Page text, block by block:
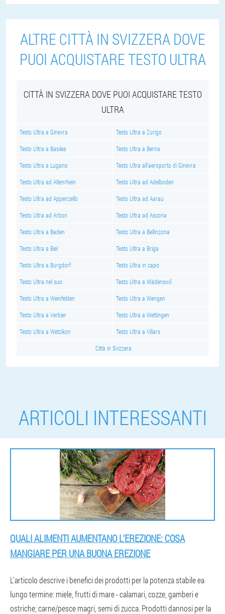
ALTRE CITTÀ IN SVIZZERA DOVE
PUOI ACQUISTARE TESTO ULTRA
CITTÀ IN SVIZZERA DOVE PUOI ACQUISTARE TESTO
ULTRA
Testo Ultra a Ginevra Testo Ultra a Zurigo
Testo Ultra a Basilea Testo Ultra a Berna
Testo Ultra a Lugano Testo Ultra all'aeroporto di Ginevra
Testo Ultra ad Altenrhein Testo Ultra ad Adelboden
Testo Ultra ad Appenzello Testo Ultra ad Aarau
Testo Ultra ad Arbon Testo Ultra ad Ascona
Testo Ultra a Baden Testo Ultra a Bellinzona
Testo Ultra a Biel Testo Ultra a Briga
Testo Ultra a Burgdorf Testo Ultra in capo
Testo Ultra nel suo Testo Ultra a Wädenswil
Testo Ultra a Weinfelden Testo Ultra a Wengen
Testo Ultra a Verbier Testo Ultra a Wettingen
Testo Ultra a Wetzikon Testo Ultra a Villars
Città in Svizzera
ARTICOLI INTERESSANTI
QUALI ALIMENTI AUMENTANO L'EREZIONE: COSA
MANGIARE PER UNA BUONA EREZIONE
L'articolo descrive i benefici dei prodotti per la potenza stabile ea
lungo termine: miele, frutti di mare - calamari, cozze, gamberi e
ostriche; carne/pesce magri, semi di zucca. Prodotti dannosi per la